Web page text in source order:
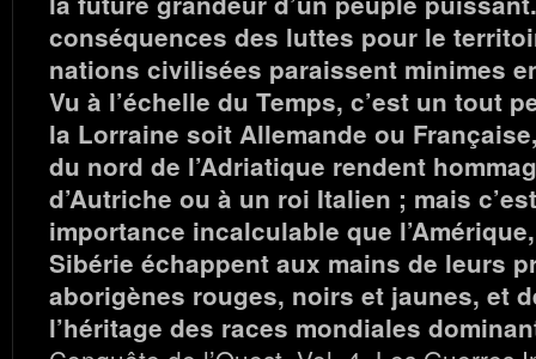
conséquences des luttes pour le
nations civilisées paraissent minimes
Vu à l’échelle du Temps, c’est un tout
la Lorraine soit Allemande ou
du nord de l’Adriatique rendent
d’Autriche ou à un roi Italien ; mais
importance incalculable que
Sibérie échappent aux mains de leurs
aborigènes rouges, noirs et jaunes, et
l’héritage des races mondiales